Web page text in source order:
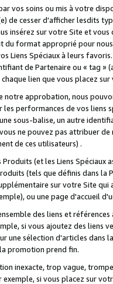
vos soins ou mis à votre
de cesser d'afficher lesdits
insérez sur votre Site et
format approprié pour
Liens Spéciaux à leurs
de Partenaire ou « tag
lien que vous placez
notre approbation, nous
performances de vos liens
sous-balise, un autre
ne pouvez pas attribuer
de ces utilisateurs) .
(et les Liens
(tels que définis dans
sur votre Site qui
ou une page d'accueil
des liens et
si vous ajoutez des
une sélection d'articles
promotion prend fin.
inexacte, trop vague,
si vous placez sur